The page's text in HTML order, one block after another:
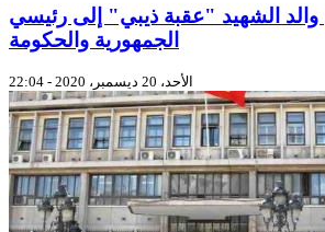
الشهيد "عقبة ذيبي" إلى رئيسي
الجمهورية والحكومة
الأحد، 20 ديسمبر، 2020 - 22:04